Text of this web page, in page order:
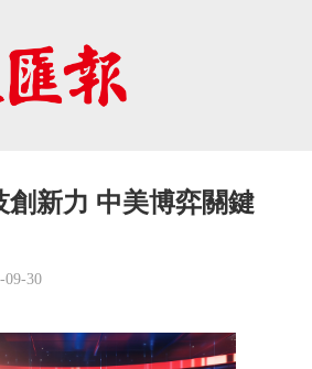
創新力 中美博弈關鍵
09-30